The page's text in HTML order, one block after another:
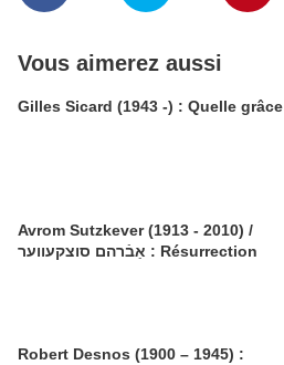
Vous aimerez aussi
Gilles Sicard (1943 -) : Quelle grâce
Avrom Sutzkever (1913 - 2010) /
אַבֿרהם סוצקעווער : Résurrection
Robert Desnos (1900 – 1945) :